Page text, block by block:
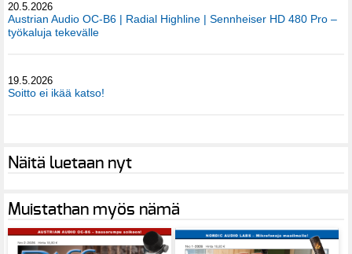
20.5.2026
Austrian Audio OC-B6 | Radial Highline | Sennheiser HD 480 Pro –
työkaluja tekevälle
19.5.2026
Soitto ei ikää katso!
Näitä luetaan nyt
Muistathan myös nämä